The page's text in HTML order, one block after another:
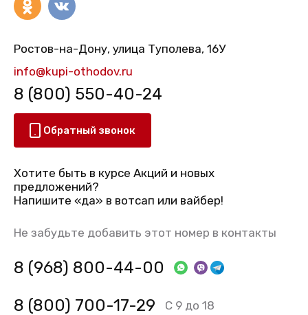
Ростов-на-Дону, улица Туполева, 16У
info@kupi-othodov.ru
8 (800) 550-40-24
Обратный звонок
Хотите быть в курсе Акций и новых
предложений?
Напишите «да» в вотсап или вайбер!
Не забудьте добавить этот номер в контакты
8 (968) 800-44-00
8 (800) 700-17-29
С 9 до 18